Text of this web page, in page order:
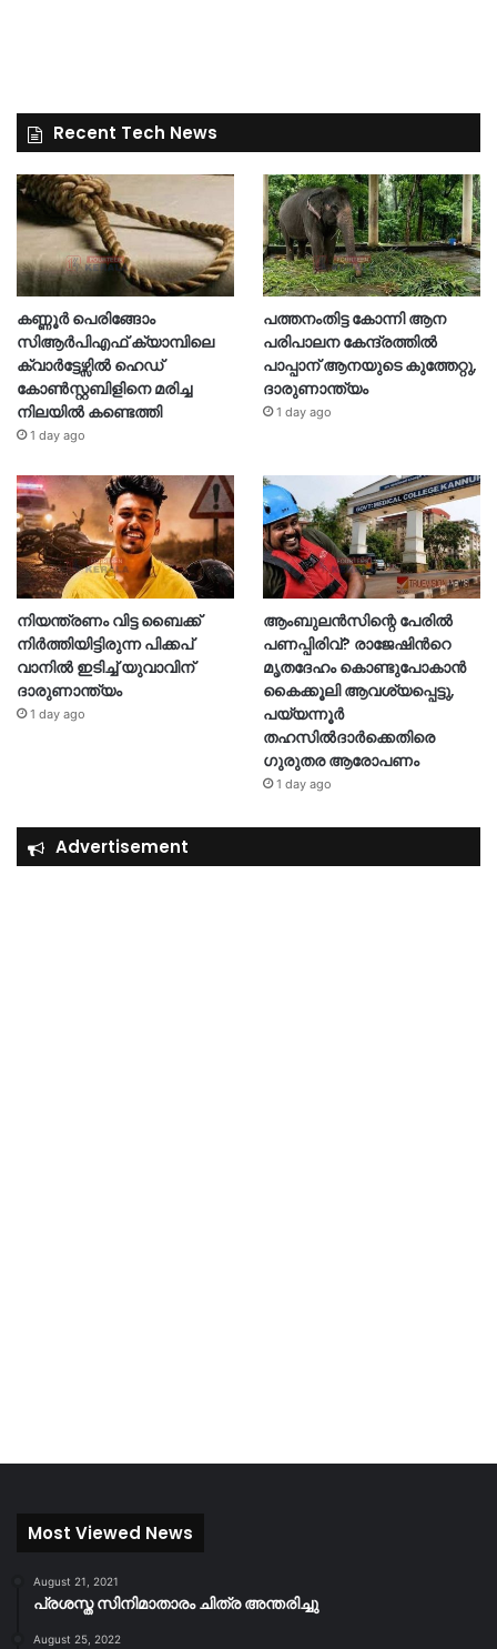
Recent Tech News
കണ്ണൂർ പെരിങ്ങോം
സിആർപിഎഫ് ക്യാമ്പിലെ
ക്വാർട്ടേഴ്സിൽ ഹെഡ്
കോൺസ്റ്റബിളിനെ മരിച്ച
നിലയിൽ കണ്ടെത്തി
1 day ago
പത്തനംതിട്ട കോന്നി ആന
പരിപാലന കേന്ദ്രത്തിൽ
പാപ്പാന് ആനയുടെ കുത്തേറ്റു,
ദാരുണാന്ത്യം
1 day ago
നിയന്ത്രണം വിട്ട ബൈക്ക്
നിർത്തിയിട്ടിരുന്ന പിക്കപ്
വാനിൽ ഇടിച്ച് യുവാവിന്
ദാരുണാന്ത്യം
1 day ago
ആംബുലൻസിന്റെ പേരിൽ
പണപ്പിരിവ്? രാജേഷിന്‍റെ
മൃതദേഹം കൊണ്ടുപോകാൻ
കൈക്കൂലി ആവശ്യപ്പെട്ടു,
പയ്യന്നൂർ
തഹസിൽദാർക്കെതിരെ
ഗുരുതര ആരോപണം
1 day ago
Advertisement
Most Viewed News
August 21, 2021
പ്രശസ്ത സിനിമാതാരം ചിത്ര അന്തരിച്ചു
August 25, 2022